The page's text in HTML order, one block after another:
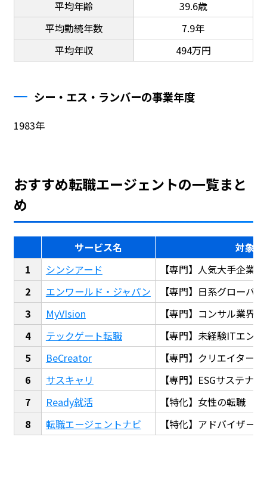
平均年齢
39.6歳
平均勤続年数
7.9年
平均年収
494万円
シー・エス・ランバーの事業年度
1983年
おすすめ転職エージェントの一覧まと
め
サービス名
対象
シンシアード
【専門】人気大手企業
エンワールド・ジャパン
【専門】日系グローバ
MyVIsion
【専門】コンサル業界
テックゲート転職
【専門】未経験ITエン
BeCreator
【専門】クリエイター
サスキャリ
【専門】ESGサステナ
Ready就活
【特化】女性の転職
転職エージェントナビ
【特化】アドバイザー